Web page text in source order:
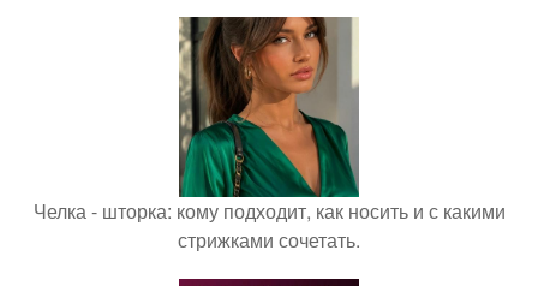
Челка - шторка: кому подходит, как носить и с какими
стрижками сочетать.